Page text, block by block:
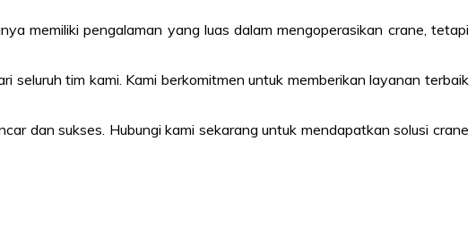
memiliki pengalaman yang luas dalam mengoperasikan crane, tetapi
tim kami. Kami berkomitmen untuk memberikan layanan terbaik
dan sukses. Hubungi kami sekarang untuk mendapatkan solusi crane